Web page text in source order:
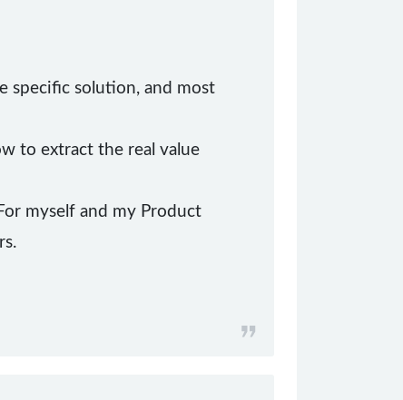
specific solution, and most
to extract the real value
myself and my Product